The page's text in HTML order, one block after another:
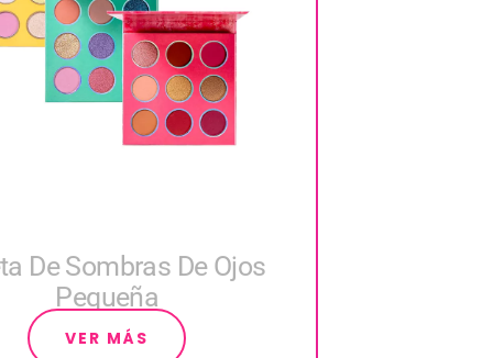
Pequeña
VER MÁS